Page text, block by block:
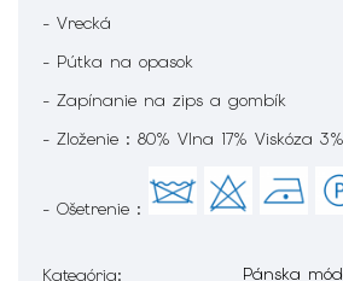
- Vrecká
- Pútka na opasok
- Zapínanie na zips a gombík
- Zloženie : 80% Vlna 17% Viskóza
- Ošetrenie :
Kategória: Pánska